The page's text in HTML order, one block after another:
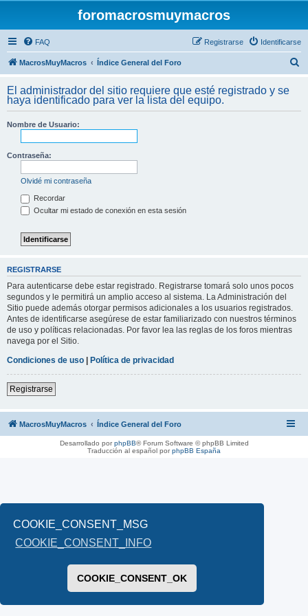
COOKIE_CONSENT_MSG
COOKIE_CONSENT_INFO
COOKIE_CONSENT_OK
foromacrosmuymacros
FAQ Identificarse
Registrarse
MacrosMuyMacros Índice General del Foro
c
El administrador del sitio requiere que esté registrado y se
haya identificado para ver la lista del equipo.
Nombre de Usuario:
Contraseña:
Olvidé mi contraseña
Recordar
Ocultar mi estado de conexión en esta sesión
REGISTRARSE
Para autenticarse debe estar registrado. Registrarse tomará solo unos pocos
segundos y le permitirá un amplio acceso al sistema. La Administración del
Sitio puede además otorgar permisos adicionales a los usuarios registrados.
Antes de identificarse asegúrese de estar familiarizado con nuestros términos
de uso y políticas relacionadas. Por favor lea las reglas de los foros mientras
navega por el Sitio.
Condiciones de uso | Política de privacidad
Registrarse
MacrosMuyMacros Índice General del Foro
Desarrollado porphpBB® Forum Software © phpBB Limited
Traducción al español porphpBB España